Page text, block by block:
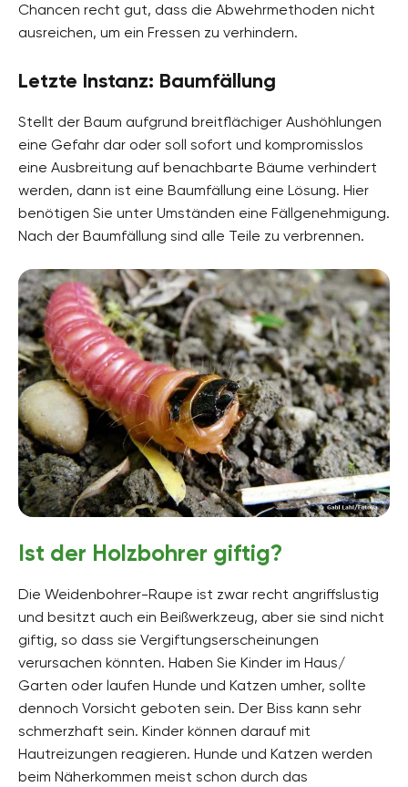
Chancen recht gut, dass die Abwehrmethoden nicht
ausreichen, um ein Fressen zu verhindern.
Letzte Instanz: Baumfällung
Stellt der Baum aufgrund breitflächiger Aushöhlungen
eine Gefahr dar oder soll sofort und kompromisslos
eine Ausbreitung auf benachbarte Bäume verhindert
werden, dann ist eine Baumfällung eine Lösung. Hier
benötigen Sie unter Umständen eine Fällgenehmigung.
Nach der Baumfällung sind alle Teile zu verbrennen.
Ist der Holzbohrer giftig?
Die Weidenbohrer-Raupe ist zwar recht angriffslustig
und besitzt auch ein Beißwerkzeug, aber sie sind nicht
giftig, so dass sie Vergiftungserscheinungen
verursachen könnten. Haben Sie Kinder im Haus/
Garten oder laufen Hunde und Katzen umher, sollte
dennoch Vorsicht geboten sein. Der Biss kann sehr
schmerzhaft sein. Kinder können darauf mit
Hautreizungen reagieren. Hunde und Katzen werden
beim Näherkommen meist schon durch das